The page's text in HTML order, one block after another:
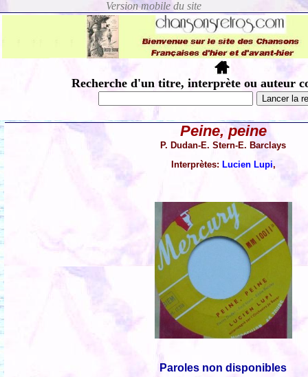
Recherche d'un titre, interprète ou auteur
Peine, peine
P. Dudan-E. Stern-E. Barclays
Interprètes: Lucien Lupi,
Paroles non disponibles